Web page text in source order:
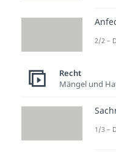
Die
ob
ist er
einen
nur
2/2 –
Recht
Mängel und
1/3 –